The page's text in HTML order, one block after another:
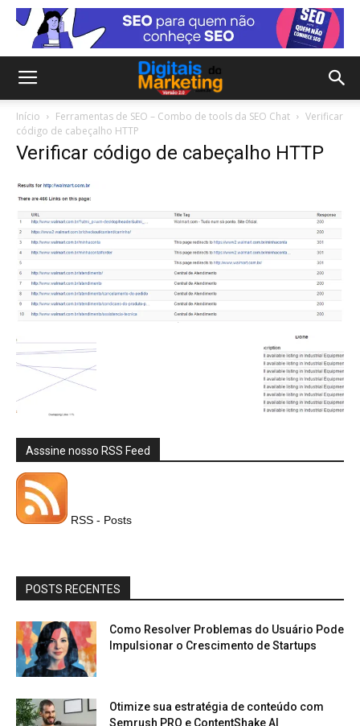
Início Ferramentas de SEO – Combo de tools da SEO Chat
Verificar
código de cabeçalho HTTP
Verificar código de cabeçalho HTTP
Asssine nosso RSS Feed
RSS - Posts
POSTS RECENTES
Como Resolver Problemas do Usuário Pode
Impulsionar o Crescimento de Startups
Otimize sua estratégia de conteúdo com
Semrush PRO e ContentShake AI